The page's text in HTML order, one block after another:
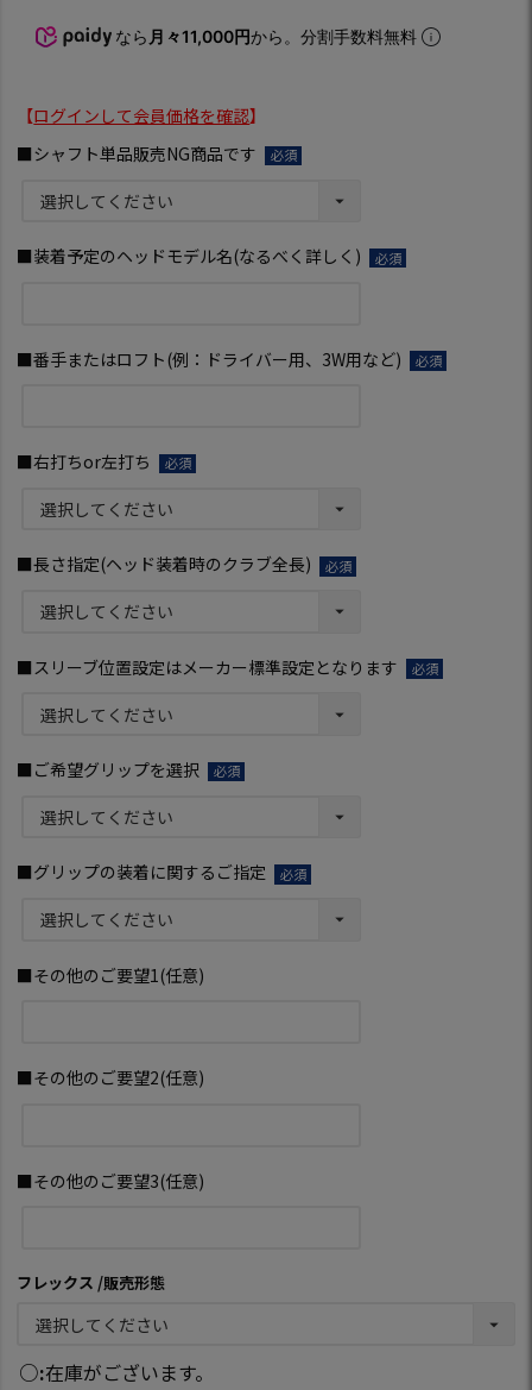
なら 月々11,000円から。分割手数料無料
【ログインして会員価格を確認】
■シャフト単品販売NG商品です
■装着予定のヘッドモデル名(なるべく詳しく)
■番手またはロフト(例：ドライバー用、3W用など)
■右打ちor左打ち
須)
■長さ指定(ヘッド装着時のクラブ全長)
須)
■スリーブ位置設定はメーカー標準設定となります
■ご希望グリップを選択
■グリップの装着に関するご指定
■その他のご要望1(任意)
■その他のご要望2(任意)
■その他のご要望3(任意)
フレックス 販売形態
○ 在庫がございます。